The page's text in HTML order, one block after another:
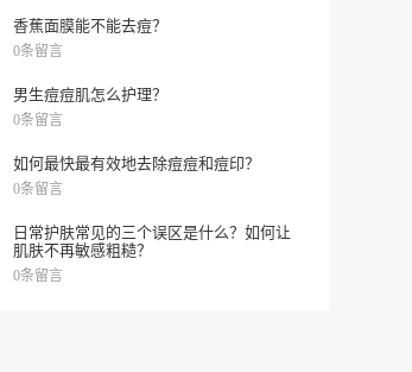
香蕉面膜能不能去痘？
0条留言
男生痘痘肌怎么护理？
0条留言
如何最快最有效地去除痘痘和痘印？
0条留言
日常护肤常见的三个误区是什么？如何让
肌肤不再敏感粗糙？
0条留言